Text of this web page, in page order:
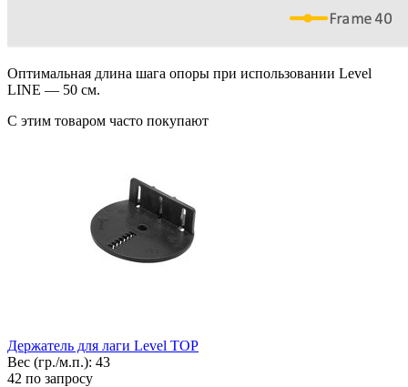
Оптимальная длина шага опоры при использовании Level
LINE — 50 см.
С этим товаром часто покупают
Держатель для лаги Level TOP
Вес (гр./м.п.): 43
42 по запросу